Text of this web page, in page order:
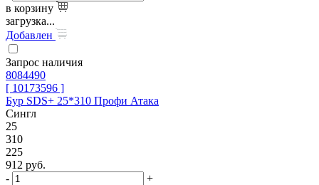
в корзину
загрузка...
Добавлен
Запрос наличия
8084490
[ 10173596 ]
Бур SDS+ 25*310 Профи Атака
Сингл
25
310
225
912 руб.
-
+